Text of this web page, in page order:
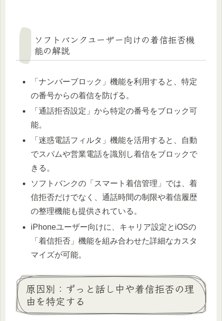
ソフトバンクユーザー向けの着信拒否機
能の解説
「ナンバーブロック」機能を利用すると、特定
の番号からの着信を防げる。
「通話拒否設定」から特定の番号をブロック可
能。
「迷惑電話フィルタ」機能を活用すると、自動
でスパムや営業電話を識別し着信をブロックで
きる。
ソフトバンクの「スマート着信管理」では、着
信拒否だけでなく、通話時間の制限や着信履歴
の整理機能も提供されている。
iPhoneユーザー向けに、キャリア設定とiOSの
「着信拒否」機能を組み合わせた詳細なカスタ
マイズが可能。
原因別：ずっと話し中や着信拒否の理
由を特定する